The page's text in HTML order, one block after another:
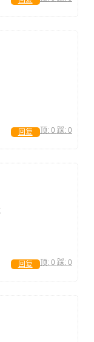
顶: 0 踩: 0
回复
顶: 0 踩: 0
回复